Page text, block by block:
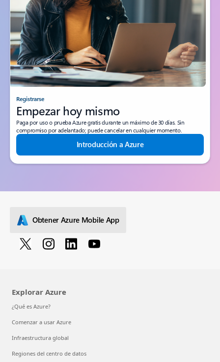
Registrarse
Empezar hoy mismo
Paga por uso o prueba Azure gratis durante un máximo de 30 días. Sin
compromiso por adelantado; puede cancelar en cualquier momento.
Introducción a Azure
Obtener Azure Mobile App
Explorar Azure
¿Qué es Azure?
Comenzar a usar Azure
Infraestructura global
Regiones del centro de datos